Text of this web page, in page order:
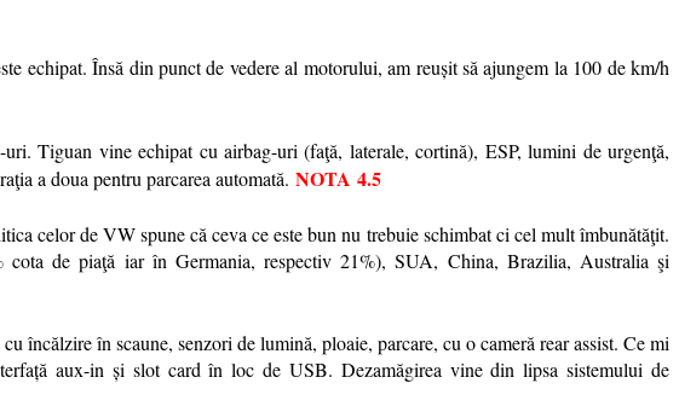
echipat. Însă din punct de vedere al motorului, am reușit să ajungem la 100 de km/h
Tiguan vine echipat cu airbag-uri (faţă, laterale, cortină), ESP, lumini de urgenţă,
a doua pentru parcarea automată. NOTA 4.5
celor de VW spune că ceva ce este bun nu trebuie schimbat ci cel mult îmbunătăţit.
de piaţă iar în Germania, respectiv 21%), SUA, China, Brazilia, Australia şi
în scaune, senzori de lumină, ploaie, parcare, cu o cameră rear assist. Ce mi
aux-in și slot card în loc de USB. Dezamăgirea vine din lipsa sistemului de